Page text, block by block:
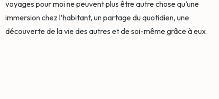
voyages pour moi ne peuvent plus être autre chose qu’une
immersion chez l’habitant, un partage du quotidien, une
découverte de la vie des autres et de soi-même grâce à eux.